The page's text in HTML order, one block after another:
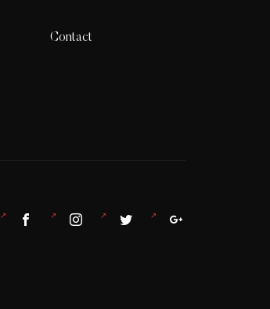
Contact